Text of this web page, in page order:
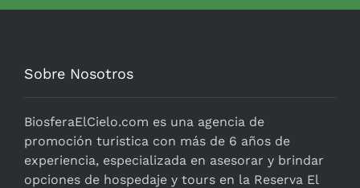
Sobre Nosotros
BiosferaElCielo.com es una agencia de
promoción turistica con más de 6 años de
experiencia, especializada en asesorar y brindar
opciones de hospedaje y tours en la Reserva El